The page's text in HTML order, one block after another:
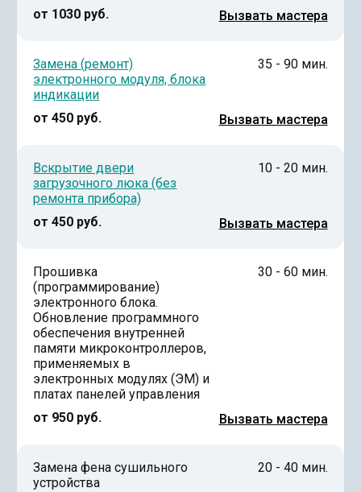
от 1030 руб.
Вызвать мастера
Замена (ремонт)
электронного модуля, блока
индикации
от 450 руб.
35 - 90 мин.
Вызвать мастера
Вскрытие двери
загрузочного люка (без
ремонта прибора)
от 450 руб.
10 - 20 мин.
Вызвать мастера
Прошивка
(программирование)
электронного блока.
Обновление программного
обеспечения внутренней
памяти микроконтроллеров,
применяемых в
электронных модулях (ЭМ) и
платах панелей управления
от 950 руб.
30 - 60 мин.
Вызвать мастера
Замена фена сушильного
устройства
20 - 40 мин.